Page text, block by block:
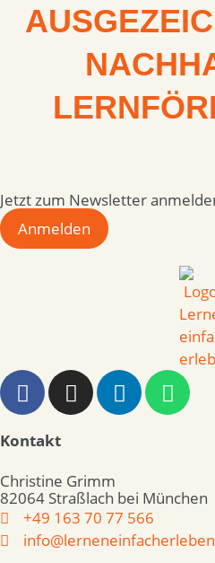
Jetzt zum Newsletter
Anmelden
Kontakt
Christine Grimm
82064 Straßlach bei München
+49 163 70 77 566